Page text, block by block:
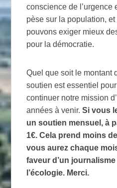
conscience de l’urgence
pèse sur la population,
pouvons exiger mieux
pour la démocratie.
Quel que soit le montant
soutien est essentiel
continuer notre mission
années à venir.Si vous
un soutien mensuel, à
1€. Cela prend moins
vous aurez chaque
faveur d’un
l’écologie. Merci.